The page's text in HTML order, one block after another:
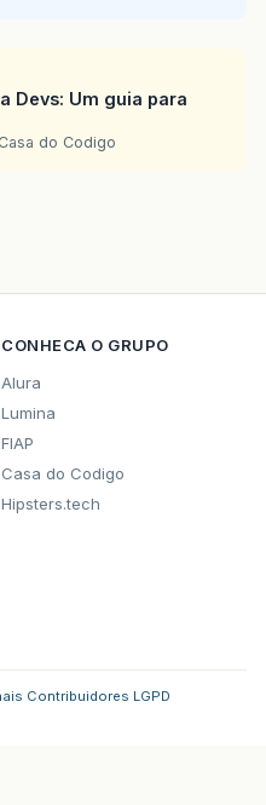
Devs: Um guia para
do Codigo
CONHECA O GRUPO
Alura
Lumina
FIAP
Casa do Codigo
Hipsters.tech
Contribuidores LGPD